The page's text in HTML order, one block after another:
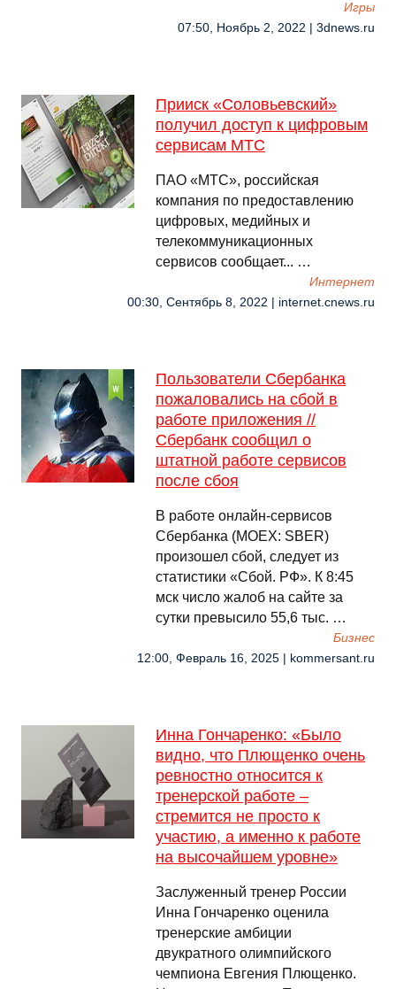
Игры
07:50, Ноябрь 2, 2022 | 3dnews.ru
Прииск «Соловьевский»
получил доступ к цифровым
сервисам МТС
ПАО «МТС», российская
компания по предоставлению
цифровых, медийных и
телекоммуникационных
сервисов сообщает... …
Интернет
00:30, Сентябрь 8, 2022 | internet.cnews.ru
Пользователи Сбербанка
пожаловались на сбой в
работе приложения //
Сбербанк сообщил о
штатной работе сервисов
после сбоя
В работе онлайн-сервисов
Сбербанка (MOEX: SBER)
произошел сбой, следует из
статистики «Сбой. РФ». К 8:45
мск число жалоб на сайте за
сутки превысило 55,6 тыс. …
Бизнес
12:00, Февраль 16, 2025 | kommersant.ru
Инна Гончаренко: «Было
видно, что Плющенко очень
ревностно относится к
тренерской работе –
стремится не просто к
участию, а именно к работе
на высочайшем уровне»
Заслуженный тренер России
Инна Гончаренко оценила
тренерские амбиции
двукратного олимпийского
чемпиона Евгения Плющенко.